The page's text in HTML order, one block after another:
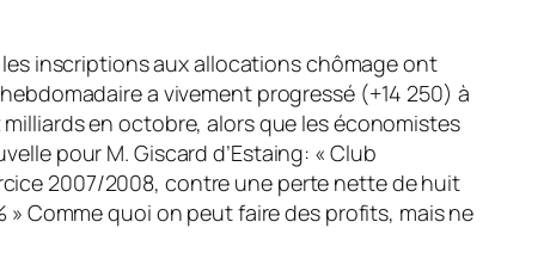
inscriptions aux allocations chômage ont
a vivement progressé (+14 250) à
en octobre, alors que les économistes
pour M. Giscard d’Estaing: « Club
2007/2008, contre une perte nette de huit
» Comme quoi on peut faire des profits, mais ne